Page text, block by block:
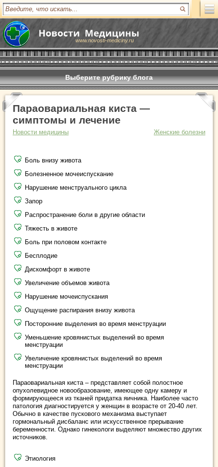
www.novosti-mediciny.ru
Выберите рубрику блога
Параовариальная киста —
симптомы и лечение
Новости медицины Женские болезни
Боль внизу живота
Болезненное мочеиспускание
Нарушение менструального цикла
Запор
Распространение боли в другие области
Тяжесть в животе
Боль при половом контакте
Бесплодие
Дискомфорт в животе
Увеличение объемов живота
Нарушение мочеиспускания
Ощущение распирания внизу живота
Посторонние выделения во время менструации
Уменьшение кровянистых выделений во время
менструации
Увеличение кровянистых выделений во время
менструации
Параовариальная киста – представляет собой полостное
опухолевидное новообразование, имеющее одну камеру и
формирующееся из тканей придатка яичника. Наиболее часто
патология диагностируется у женщин в возрасте от 20-40 лет.
Обычно в качестве пускового механизма выступает
гормональный дисбаланс или искусственное прерывание
беременности. Однако гинекологи выделяют множество других
источников.
Этиология